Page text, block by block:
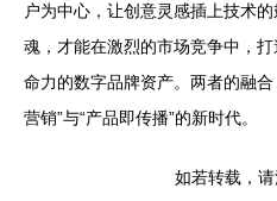
户为中心，让创意灵感插上技术
魂，才能在激烈的市场竞争中，
命力的数字品牌资产。两者的融
营销”与“产品即传播”的新时代。
如若转载，请